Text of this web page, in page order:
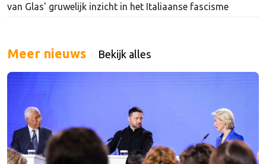
van Glas' gruwelijk inzicht in het Italiaanse fascisme
Meer nieuws Bekijk alles